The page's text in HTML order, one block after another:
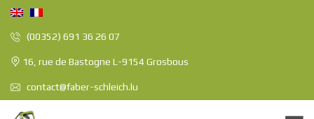
(00352) 691 36 26 07
16, rue de Bastogne L-9154 Grosbous
contact@faber-schleich.lu